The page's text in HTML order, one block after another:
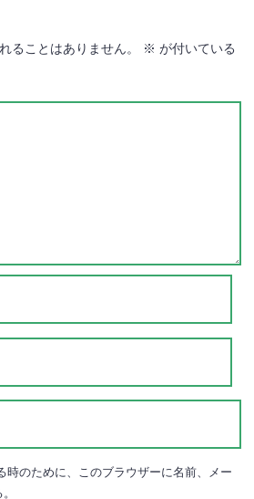
ることはありません。 ※ が付いている
時のために、このブラウザーに名前、メー